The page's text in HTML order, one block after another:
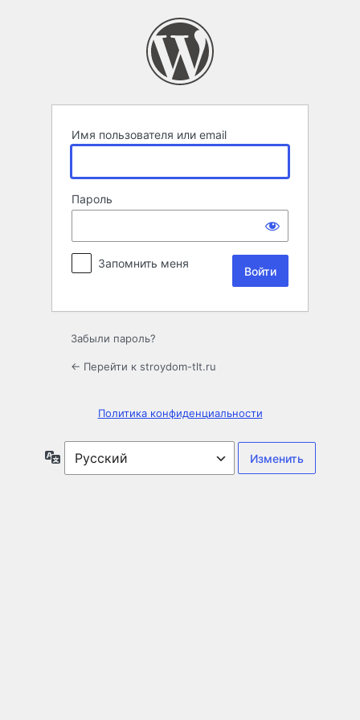
Имя пользователя или email
Пароль
Запомнить меня
Забыли пароль?
← Перейти к stroydom-tlt.ru
Политика конфиденциальности
Язык